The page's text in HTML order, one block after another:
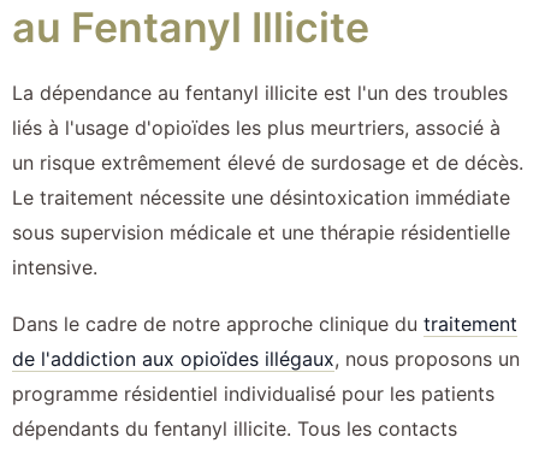
au Fentanyl Illicite
La dépendance au fentanyl illicite est l'un des troubles
liés à l'usage d'opioïdes les plus meurtriers, associé à
un risque extrêmement élevé de surdosage et de décès.
Le traitement nécessite une désintoxication immédiate
sous supervision médicale et une thérapie résidentielle
intensive.
Dans le cadre de notre approche clinique du traitement
de l'addiction aux opioïdes illégaux, nous proposons un
programme résidentiel individualisé pour les patients
dépendants du fentanyl illicite. Tous les contacts